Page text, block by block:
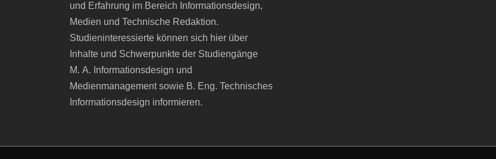
und Erfahrung im Bereich Informationsdesign,
Medien und Technische Redaktion.
Studieninteressierte können sich hier über
Inhalte und Schwerpunkte der Studiengänge
M. A. Informationsdesign und
Medienmanagement sowie B. Eng. Technisches
Informationsdesign informieren.